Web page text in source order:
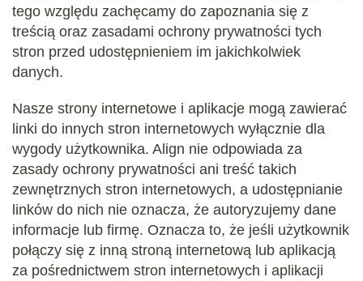
tego względu zachęcamy do zapoznania się z
treścią oraz zasadami ochrony prywatności tych
stron przed udostępnieniem im jakichkolwiek
danych.
Nasze strony internetowe i aplikacje mogą zawierać
linki do innych stron internetowych wyłącznie dla
wygody użytkownika. Align nie odpowiada za
zasady ochrony prywatności ani treść takich
zewnętrznych stron internetowych, a udostępnianie
linków do nich nie oznacza, że autoryzujemy dane
informacje lub firmę. Oznacza to, że jeśli użytkownik
połączy się z inną stroną internetową lub aplikacją
za pośrednictwem stron internetowych i aplikacji